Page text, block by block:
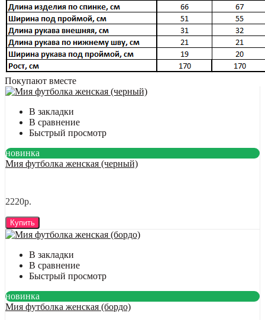
Покупают вместе
В закладки
В сравнение
Быстрый просмотр
новинка
Мия футболка женская (черный)
2220р.
Купить
В закладки
В сравнение
Быстрый просмотр
новинка
Мия футболка женская (бордо)